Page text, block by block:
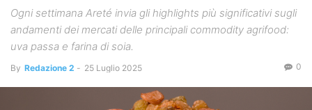
Ogni settimana Areté invia gli highlights più significativi sugli
andamenti dei mercati delle principali commodity agrifood:
uva passa e farina di soia.
By Redazione 2 - 25 Luglio 2025 0